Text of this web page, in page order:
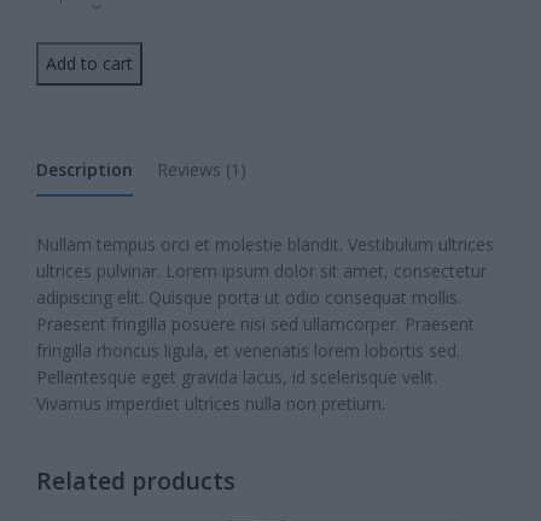
Jumper
quantity
Add to cart
Description Reviews (1)
Nullam tempus orci et molestie blandit. Vestibulum ultrices
ultrices pulvinar. Lorem ipsum dolor sit amet, consectetur
adipiscing elit. Quisque porta ut odio consequat mollis.
Praesent fringilla posuere nisi sed ullamcorper. Praesent
fringilla rhoncus ligula, et venenatis lorem lobortis sed.
Pellentesque eget gravida lacus, id scelerisque velit.
Vivamus imperdiet ultrices nulla non pretium.
Related products